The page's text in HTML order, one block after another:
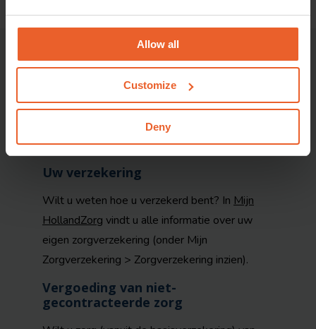
Allow all
Customize
Deny
Let op
De informatie op deze pagina is een verkorte
weergave van de vergoedingen. U kunt alleen
rechten ontlenen aan onze
2026.
Uw verzekering
Wilt u weten hoe u verzekerd bent? In Mijn
HollandZorg vindt u alle informatie over uw
eigen zorgverzekering (onder Mijn
Zorgverzekering > Zorgverzekering inzien).
Vergoeding van niet-
gecontracteerde zorg